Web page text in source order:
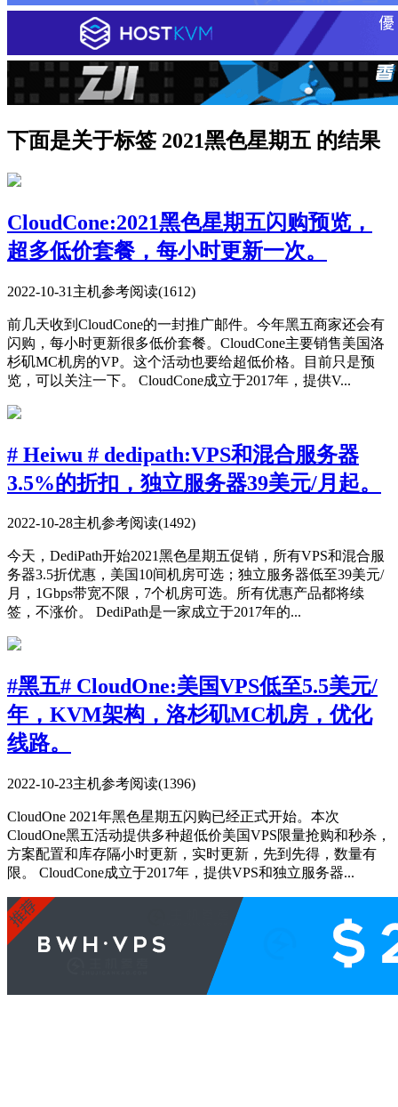
下面是关于标签 2021黑色星期五 的结果
CloudCone:2021黑色星期五闪购预览，
超多低价套餐，每小时更新一次。
2022-10-31 主机参考阅读(1612)
前几天收到CloudCone的一封推广邮件。今年黑五商家还会有
闪购，每小时更新很多低价套餐。CloudCone主要销售美国洛
杉矶MC机房的VP。这个活动也要给超低价格。目前只是预
览，可以关注一下。 CloudCone成立于2017年，提供V...
# Heiwu # dedipath:VPS和混合服务器
3.5%的折扣，独立服务器39美元/月起。
2022-10-28主机参考阅读(1492)
今天，DediPath开始2021黑色星期五促销，所有VPS和混合服
务器3.5折优惠，美国10间机房可选；独立服务器低至39美元/
月，1Gbps带宽不限，7个机房可选。所有优惠产品都将续
签，不涨价。 DediPath是一家成立于2017年的...
#黑五# CloudOne:美国VPS低至5.5美元/
年，KVM架构，洛杉矶MC机房，优化
线路。
2022-10-23主机参考阅读(1396)
CloudOne 2021年黑色星期五闪购已经正式开始。本次
CloudOne黑五活动提供多种超低价美国VPS限量抢购和秒杀，
方案配置和库存隔小时更新，实时更新，先到先得，数量有
限。 CloudCone成立于2017年，提供VPS和独立服务器...